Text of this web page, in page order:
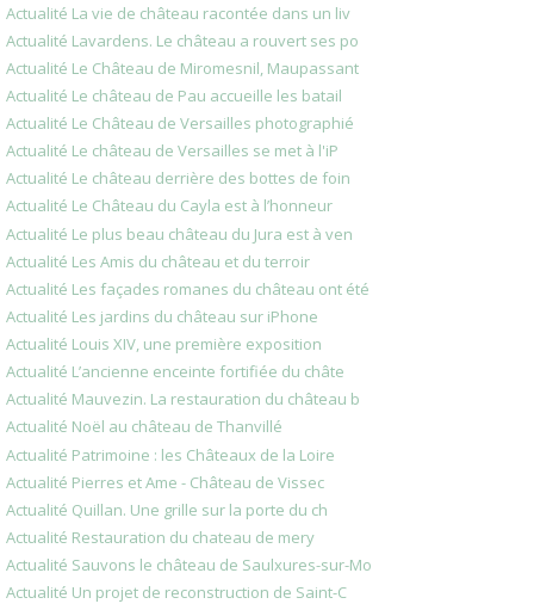
Actualité La vie de château racontée dans un liv
Actualité Lavardens. Le château a rouvert ses po
Actualité Le Château de Miromesnil, Maupassant
Actualité Le château de Pau accueille les batail
Actualité Le Château de Versailles photographié
Actualité Le château de Versailles se met à l'iP
Actualité Le château derrière des bottes de foin
Actualité Le Château du Cayla est à l’honneur
Actualité Le plus beau château du Jura est à ven
Actualité Les Amis du château et du terroir
Actualité Les façades romanes du château ont été
Actualité Les jardins du château sur iPhone
Actualité Louis XIV, une première exposition
Actualité L’ancienne enceinte fortifiée du châte
Actualité Mauvezin. La restauration du château b
Actualité Noël au château de Thanvillé
Actualité Patrimoine : les Châteaux de la Loire
Actualité Pierres et Ame - Château de Vissec
Actualité Quillan. Une grille sur la porte du ch
Actualité Restauration du chateau de mery
Actualité Sauvons le château de Saulxures-sur-Mo
Actualité Un projet de reconstruction de Saint-C